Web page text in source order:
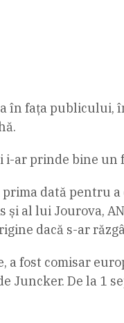
în fața
i-ar prinde bine un
dată pentru
și al lui Jourova,
dacă s-ar
a fost comisar
Juncker. De la 1